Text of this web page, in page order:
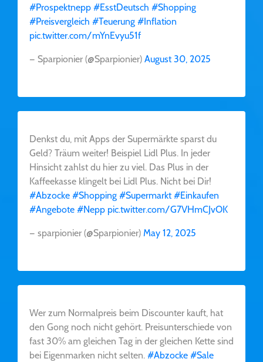
#Prospektnepp #EsstDeutsch #Shopping
#Preisvergleich #Teuerung #Inflation
pic.twitter.com/mYnEvyu51f
— Sparpionier (@Sparpionier) August 30, 2025
Denkst du, mit Apps der Supermärkte sparst du
Geld? Träum weiter! Beispiel Lidl Plus. In jeder
Hinsicht zahlst du hier zu viel. Das Plus in der
Kaffeekasse klingelt bei Lidl Plus. Nicht bei Dir!
#Abzocke #Shopping #Supermarkt #Einkaufen
#Angebote #Nepp pic.twitter.com/G7VHmCJvOK
— sparpionier (@Sparpionier) May 12, 2025
Wer zum Normalpreis beim Discounter kauft, hat
den Gong noch nicht gehört. Preisunterschiede von
fast 30% am gleichen Tag in der gleichen Kette sind
bei Eigenmarken nicht selten. #Abzocke #Sale